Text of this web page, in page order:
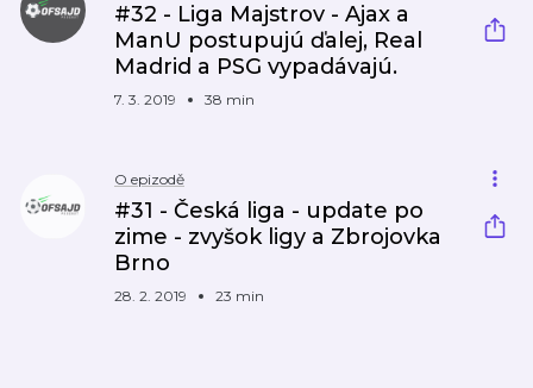
#32 - Liga Majstrov - Ajax a
ManU postupujú ďalej, Real
Madrid a PSG vypadávajú.
7. 3. 2019 38 min
O epizodě
#31 - Česká liga - update po
zime - zvyšok ligy a Zbrojovka
Brno
28. 2. 2019 23 min